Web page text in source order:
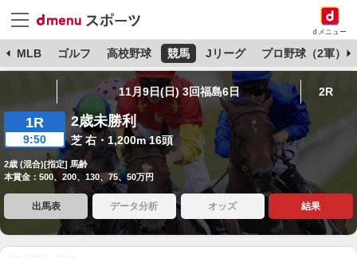
dメニュー
MLB ゴルフ 高校野球 競馬 Jリーグ プロ野球（2軍）
11月9日(日) 3回福島6日 2R
1R
9:50
2歳未勝利
芝 右・1,200m 16頭
2歳 (混合)[指定] 馬齢
本賞金：500、200、130、75、50万円
出馬表 データ分析 オッズ 結果